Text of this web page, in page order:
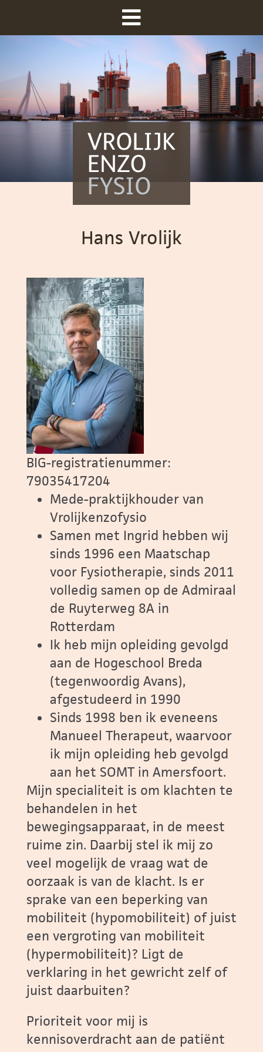
Hans Vrolijk
BIG-registratienummer:
79035417204
Mede-praktijkhouder van
Vrolijkenzofysio
Samen met Ingrid hebben wij
sinds 1996 een Maatschap
voor Fysiotherapie, sinds 2011
volledig samen op de Admiraal
de Ruyterweg 8A in
Rotterdam
Ik heb mijn opleiding gevolgd
aan de Hogeschool Breda
(tegenwoordig Avans),
afgestudeerd in 1990
Sinds 1998 ben ik eveneens
Manueel Therapeut, waarvoor
ik mijn opleiding heb gevolgd
aan het SOMT in Amersfoort.
Mijn specialiteit is om klachten te
behandelen in het
bewegingsapparaat, in de meest
ruime zin. Daarbij stel ik mij zo
veel mogelijk de vraag wat de
oorzaak is van de klacht. Is er
sprake van een beperking van
mobiliteit (hypomobiliteit) of juist
een vergroting van mobiliteit
(hypermobiliteit)? Ligt de
verklaring in het gewricht zelf of
juist daarbuiten?
Prioriteit voor mij is
kennisoverdracht aan de patiënt